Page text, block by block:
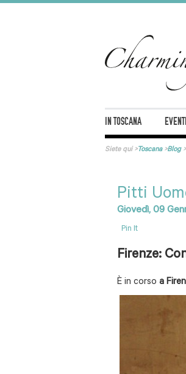
IN TOSCANA EVENTI
Siete qui>Toscana>Blog>
Pitti
Giovedì, 09
Pin It
Firenze:
È in corso a